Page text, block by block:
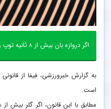
اگر دروازه بان بیش از ۸ ثانیه توپ را نگه دارد، یک کرنر به سوی حریف اعلام می شود.
به گزارش خبرورزشی، فیفا از
است.